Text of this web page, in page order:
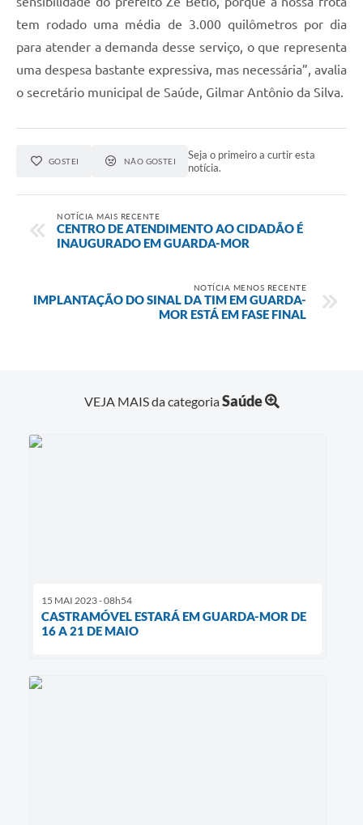
tem rodado uma média de 3.000 quilômetros por dia
para atender a demanda desse serviço, o que representa
uma despesa bastante expressiva, mas necessária”, avalia
o secretário municipal de Saúde, Gilmar Antônio da Silva.
GOSTEI NÃO GOSTEI
Seja o primeiro a curtir esta
notícia.
NOTÍCIA MAIS RECENTE
CENTRO DE ATENDIMENTO AO CIDADÃO É
INAUGURADO EM GUARDA-MOR
NOTÍCIA MENOS RECENTE
IMPLANTAÇÃO DO SINAL DA TIM EM GUARDA-
MOR ESTÁ EM FASE FINAL
VEJA MAIS da categoriaSaúde
15 MAI 2023 - 08h54
CASTRAMÓVEL ESTARÁ EM GUARDA-MOR DE
16 A 21 DE MAIO